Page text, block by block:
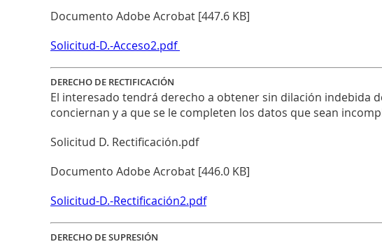
Documento Adobe Acrobat [447.6 KB]
Solicitud-D.-Acceso2.pdf
DERECHO DE RECTIFICACIÓN
El interesado tendrá derecho a obtener sin dilación indebida
conciernan y a que se le completen los datos que sean
Solicitud D. Rectificación.pdf
Documento Adobe Acrobat [446.0 KB]
Solicitud-D.-Rectificación2.pdf
DERECHO DE SUPRESIÓN